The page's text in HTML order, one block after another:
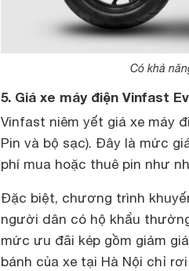
Có khả
5. Giá xe máy điện Vinfast
Vinfast niêm yết giá xe máy
Pin và bộ sạc). Đây là mức
phí mua hoặc thuê pin như
Đặc biệt, chương trình
người dân có hộ khẩu
mức ưu đãi kép gồm giảm
bánh của xe tại Hà Nội chỉ